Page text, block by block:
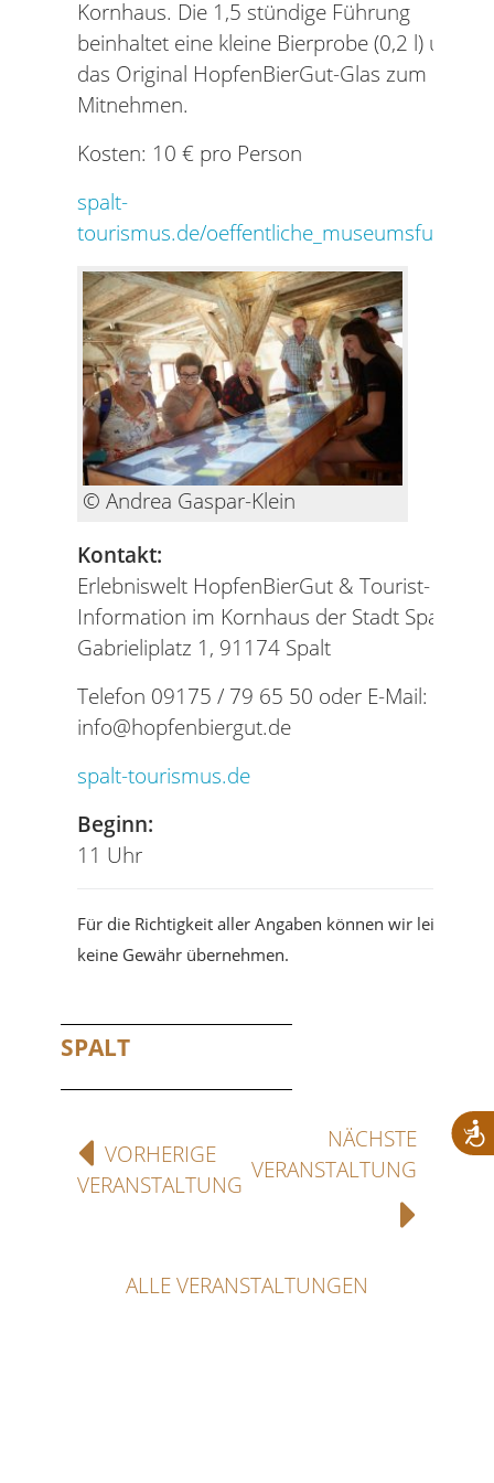
Kornhaus. Die 1,5 stündige Führung
beinhaltet eine kleine Bierprobe (0,2 l) und
das Original HopfenBierGut-Glas zum
Mitnehmen.
Kosten: 10 € pro Person
spalt-
tourismus.de/
© Andrea Gaspar-Klein
Kontakt:
Erlebniswelt HopfenBierGut & Tourist-
Information im Kornhaus der Stadt Spalt
Gabrieliplatz 1, 91174 Spalt
Telefon 09175 / 79 65 50 oder E-Mail:
info@hopfenbiergut.de
spalt-tourismus.de
Beginn:
11 Uhr
Für die Richtigkeit aller Angaben können wir leider
keine Gewähr übernehmen.
SPALT
VORHERIGE
VERANSTALTUNG
NÄCHSTE
VERANSTALTUNG
ALLE VERANSTALTUNGEN